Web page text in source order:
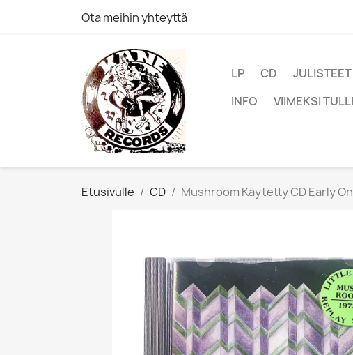
Ota meihin yhteyttä
LP CD JULISTEET
INFO
VIIMEKSI
Etusivulle CD Mushroom Käytetty CD Early